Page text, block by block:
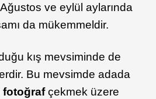
ve eylül aylarında
da mükemmeldir.
kış mevsiminde de
Bu mevsimde adada
fotoğrafçekmek üzere